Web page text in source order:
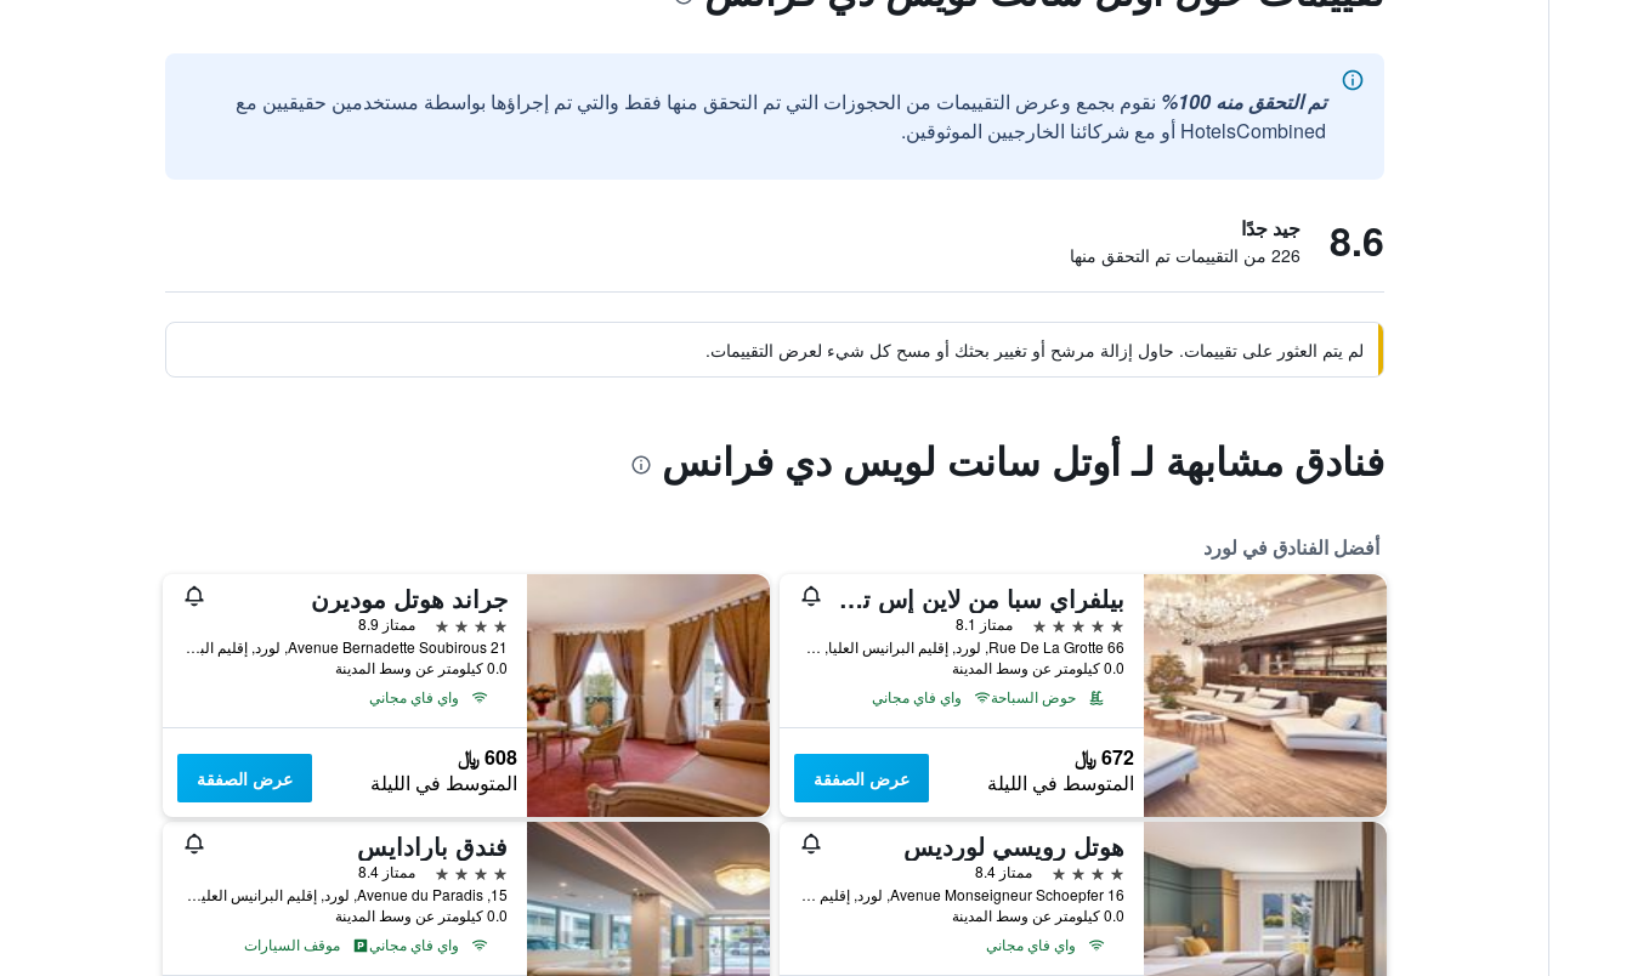
تم التحقق منه 100%
نقوم بجمع وعرض التقييمات من الحجوزات التي تم التحقق منها فقط والتي تم إجراؤها بواسطة مستخدمين حقيقيين مع
HotelsCombined أو مع شركائنا الخارجيين الموثوقين.
8.6 جيد جدًا
226 من التقييمات تم التحقق منها
لم يتم العثور على تقييمات. حاول إزالة مرشح أو تغيير بحثك أو مسح كل شيء لعرض التقييمات.
فنادق مشابهة لـ أوتل سانت لويس دي فرانس
أفضل الفنادق في لورد
بيلفراي سبا من لاين إس تي بارث
5 نجوم
ممتاز 8.1
66 Rue De La Grotte, لورد, إقليم البرانيس العليا, فرنسا
0.0 كيلومتر عن وسط المدينة
حوض السباحة
واي فاي مجاني
672 ﷼
المتوسط في الليلة عرض الصفقة
جراند هوتل موديرن
4 نجوم
ممتاز 8.9
21 Avenue Bernadette Soubirous, لورد, إقليم البرانيس العليا, فرنسا
0.0 كيلومتر عن وسط المدينة
واي فاي مجاني
608 ﷼
المتوسط في الليلة عرض الصفقة
هوتل رويسي لورديس
4 نجوم
ممتاز 8.4
16 Avenue Monseigneur Schoepfer, لورد, إقليم البرانيس العليا, فرنسا
0.0 كيلومتر عن وسط المدينة
واي فاي مجاني
فندق بارادايس
4 نجوم
ممتاز 8.4
15, Avenue du Paradis, لورد, إقليم البرانيس العليا, فرنسا
0.0 كيلومتر عن وسط المدينة
واي فاي مجاني
موقف السيارات